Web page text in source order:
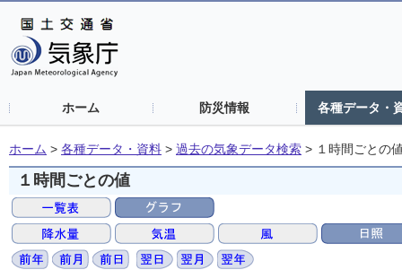
ホーム 防災情報 各種データ・
ホーム > 各種データ・資料 > 過去の気象データ検索 > １時間ごとの
１時間ごとの値